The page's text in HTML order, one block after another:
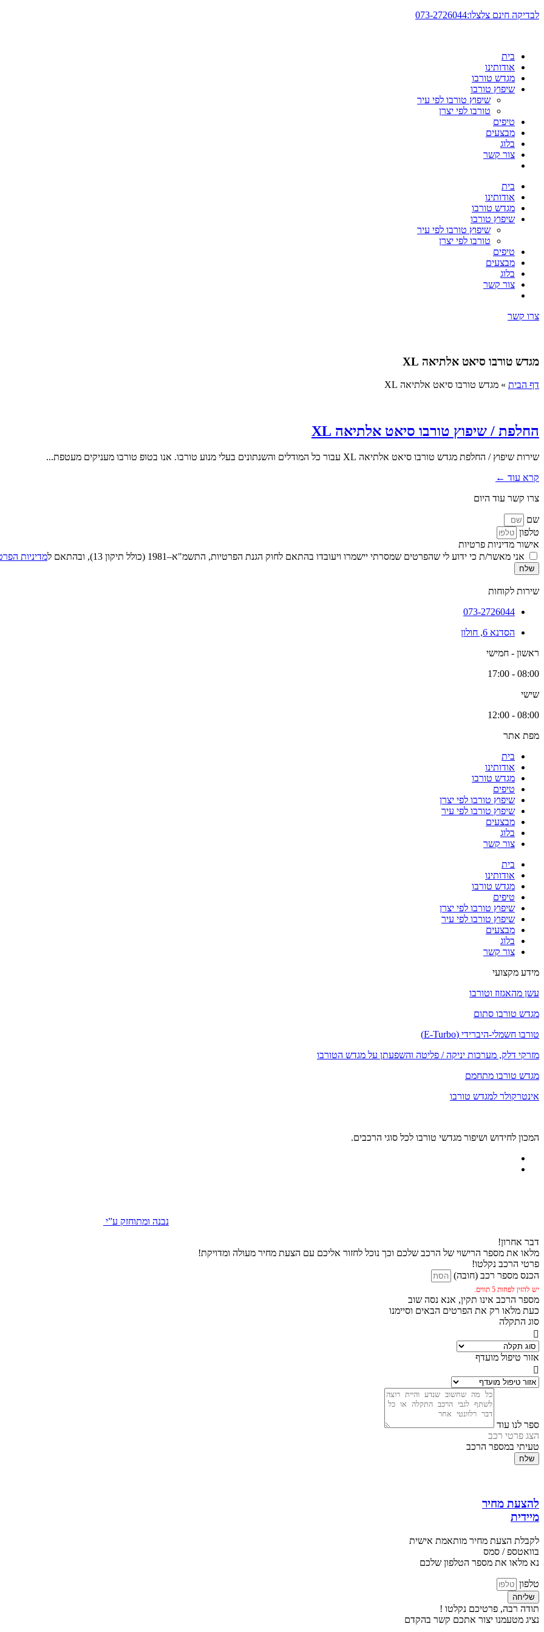
דלג
לבדיקה חינם צלצלו:073-2726044
בית
אודותינו
מגדש טורבו
שיפוץ טורבו
שיפוץ טורבו לפי עיר
טורבו לפי יצרן
טיפים
מבצעים
בלוג
צור קשר
בית
אודותינו
מגדש טורבו
שיפוץ טורבו
שיפוץ טורבו לפי עיר
טורבו לפי יצרן
טיפים
מבצעים
בלוג
צור קשר
צרו קשר
מגדש טורבו סיאט אלתיאה XL
דף הבית » מגדש טורבו סיאט אלתיאה XL
החלפת / שיפוץ טורבו סיאט אלתיאה XL
שירות שיפוץ / החלפת מגדש טורבו סיאט אלתיאה XL עבור כל המודלים והשנתונים בעלי מנוע טורבו. אנו בטופ טורבו מעניקים מעטפת...
קרא עוד ←
צרו קשר עוד היום
שם
טלפון
אישור מדיניות פרטיות
אני מאשר/ת כי ידוע לי שהפרטים שמסרתי יישמרו ויעובדו בהתאם לחוק הגנת הפרטיות, התשמ"א–1981 (כולל תיקון 13), ובהתאם ל
מדיניות
שלח
שירות לקוחות
073-2726044
הסדנא 6, חולון
ראשון - חמישי
08:00 - 17:00
שישי
08:00 - 12:00
מפת אתר
בית
אודותינו
מגדש טורבו
טיפים
שיפוץ טורבו לפי יצרן
שיפוץ טורבו לפי עיר
מבצעים
בלוג
צור קשר
בית
אודותינו
מגדש טורבו
טיפים
שיפוץ טורבו לפי יצרן
שיפוץ טורבו לפי עיר
מבצעים
בלוג
צור קשר
מידע מקצועי
עשן מהאגזוז וטורבו
מגדש טורבו סתום
טורבו חשמלי-היברידי (E-Turbo)
מזרקי דלק, מערכות יניקה / פליטה והשפעתן על מגדש הטורבו
מגדש טורבו מתחמם
אינטרקולר למגדש טורבו
המכון לחידוש ושיפור מגדשי טורבו לכל סוגי הרכבים.
נבנה ומתוחזק ע”י
דבר אחרון!
מלאו את מספר הרישוי של הרכב שלכם וכך נוכל לחזור אליכם עם הצעת מחיר מעולה ומדויקת!
פרטי הרכב נקלטו!
הכנס מספר רכב (חובה)
יש להזין לפחות 5 תווים.
מספר הרכב אינו תקין, אנא נסה שוב
כעת מלאו רק את הפרטים הבאים וסיימנו
סוג התקלה
אזור טיפול מועדף
ספר לנו עוד
הצג פרטי רכב
טעיתי במספר הרכב
שלח
להצעת מחיר
מיידית
לקבלת הצעת מחיר מותאמת אישית
בוואטספ / סמס
נא מלאו את מספר הטלפון שלכם
טלפון
שליחה
תודה רבה, פרטיכם נקלטו !
נציג מטעמנו יצור אתכם קשר בהקדם